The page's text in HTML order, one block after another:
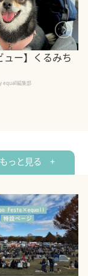
ュー】くるみち
equall編集部
もっと見る +